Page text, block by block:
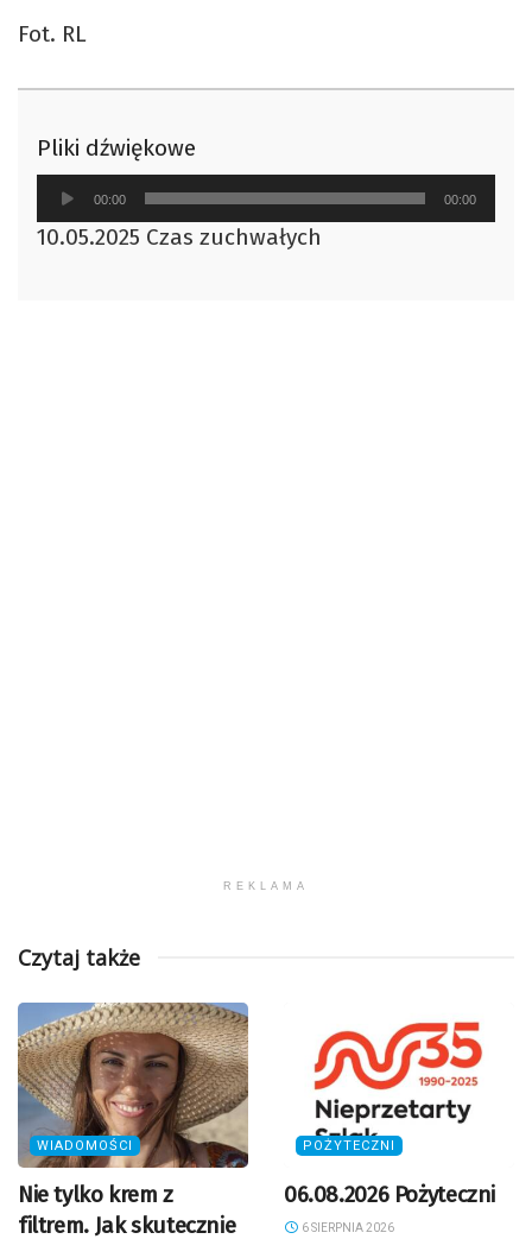
Fot. RL
Pliki dźwiękowe
Odtwarzacz
plików
dźwiękowych
00:00 00:00
10.05.2025 Czas zuchwałych
REKLAMA
Czytaj także
WIADOMOŚCI
Nie tylko krem z
filtrem. Jak skutecznie
POŻYTECZNI
06.08.2026 Pożyteczni
6 SIERPNIA 2026